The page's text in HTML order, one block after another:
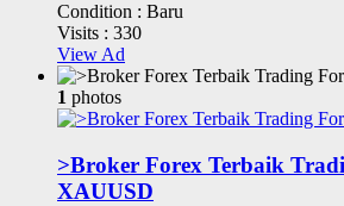
Condition : Baru
Visits : 330
View Ad
1 photos
>Broker Forex Terbaik
XAUUSD